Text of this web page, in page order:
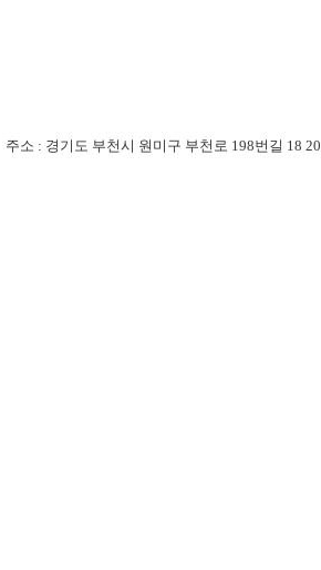
주소 : 경기도 부천시 원미구 부천로 198번길